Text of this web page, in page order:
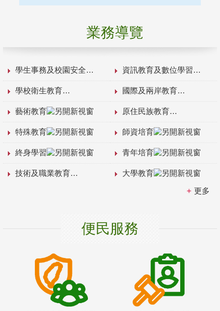
業務導覽
學生事務及校園安全 資訊教育及數位學習
學校衛生教育 國際及兩岸教育
藝術教育 原住民族教育
特殊教育 師資培育
終身學習 青年培育
技術及職業教育 大學教育
更多
便民服務